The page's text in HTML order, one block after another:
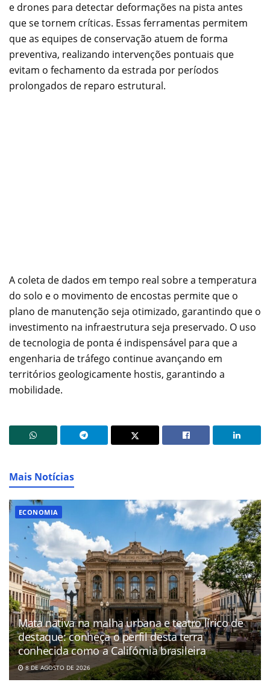
e drones para detectar deformações na pista antes
que se tornem críticas. Essas ferramentas permitem
que as equipes de conservação atuem de forma
preventiva, realizando intervenções pontuais que
evitam o fechamento da estrada por períodos
prolongados de reparo estrutural.
A coleta de dados em tempo real sobre a temperatura
do solo e o movimento de encostas permite que o
plano de manutenção seja otimizado, garantindo que o
investimento na infraestrutura seja preservado. O uso
de tecnologia de ponta é indispensável para que a
engenharia de tráfego continue avançando em
territórios geologicamente hostis, garantindo a
mobilidade.
Mais Notícias
ECONOMIA
Mata nativa na malha urbana e teatro lírico de
destaque: conheça o perfil desta terra
conhecida como a Califórnia brasileira
8 DE AGOSTO DE 2026